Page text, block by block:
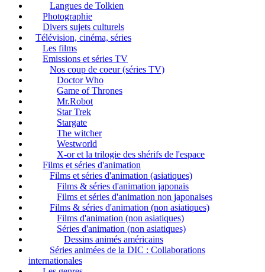
Langues de Tolkien
Photographie
Divers sujets culturels
Télévision, cinéma, séries
Les films
Emissions et séries TV
Nos coup de coeur (séries TV)
Doctor Who
Game of Thrones
Mr.Robot
Star Trek
Stargate
The witcher
Westworld
X-or et la trilogie des shérifs de l'espace
Films et séries d'animation
Films et séries d'animation (asiatiques)
Films & séries d'animation japonais
Films et séries d'animation non japonaises
Films & séries d'animation (non asiatiques)
Films d'animation (non asiatiques)
Séries d'animation (non asiatiques)
Dessins animés américains
Séries animées de la DIC : Collaborations
internationales